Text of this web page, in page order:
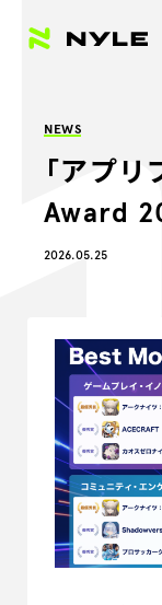
NEWS
「アプ
Award
2026.05.25